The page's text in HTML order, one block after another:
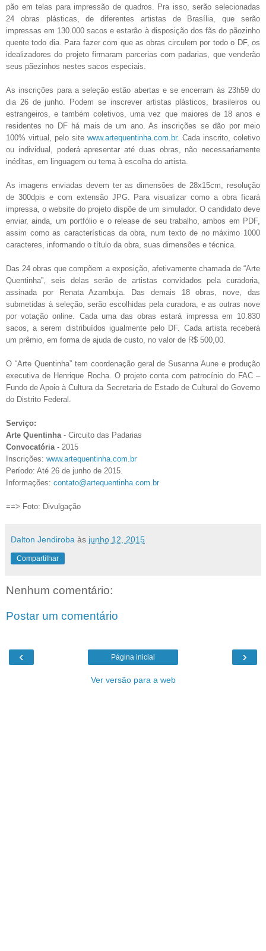
pão em telas para impressão de quadros. Pra isso, serão selecionadas
24 obras plásticas, de diferentes artistas de Brasília, que serão
impressas em 130.000 sacos e estarão à disposição dos fãs do pãozinho
quente todo dia. Para fazer com que as obras circulem por todo o DF, os
idealizadores do projeto firmaram parcerias com padarias, que venderão
seus pãezinhos nestes sacos especiais.
As inscrições para a seleção estão abertas e se encerram às 23h59 do
dia 26 de junho. Podem se inscrever artistas plásticos, brasileiros ou
estrangeiros, e também coletivos, uma vez que maiores de 18 anos e
residentes no DF há mais de um ano. As inscrições se dão por meio
100% virtual,
pelo site www.artequentinha.com.br. Cada inscrito, coletivo
ou individual, poderá apresentar até duas obras, não necessariamente
inéditas, em linguagem ou tema à escolha do artista.
As imagens enviadas devem ter as dimensões de 28x15cm, resolução
de 300dpis e com extensão JPG. Para visualizar como a obra ficará
impressa, o website do projeto dispõe de um simulador. O candidato deve
enviar, ainda, um portfólio e o release de seu trabalho, ambos em PDF,
assim como as características da obra, num texto de no máximo 1000
caracteres, informando o título da obra, suas dimensões e técnica.
Das 24 obras que compõem a exposição, afetivamente chamada de “Arte
Quentinha”, seis delas serão de artistas convidados pela curadoria,
assinada por Renata Azambuja. Das demais 18 obras, nove, das
submetidas à seleção, serão escolhidas pela curadora, e as outras nove
por votação online. Cada uma das obras estará impressa em 10.830
sacos, a serem distribuídos igualmente pelo DF. Cada artista receberá
um prêmio, em forma de ajuda de custo, no valor de R$ 500,00.
O “Arte Quentinha” tem coordenação geral de Susanna Aune e produção
executiva de Henrique Rocha. O projeto conta com patrocínio do FAC –
Fundo de Apoio à Cultura da Secretaria de Estado de Cultural do Governo
do Distrito Federal.
Serviço:
Arte Quentinha - Circuito das Padarias
Convocatória - 2015
Inscrições: www.artequentinha.com.br
Período: Até 26 de junho de 2015.
Informações: contato@artequentinha.com.br
==> Foto: Divulgação
Dalton Jendiroba às junho 12, 2015
Compartilhar
Nenhum comentário:
Postar um comentário
‹ ›
Página inicial
Ver versão para a web